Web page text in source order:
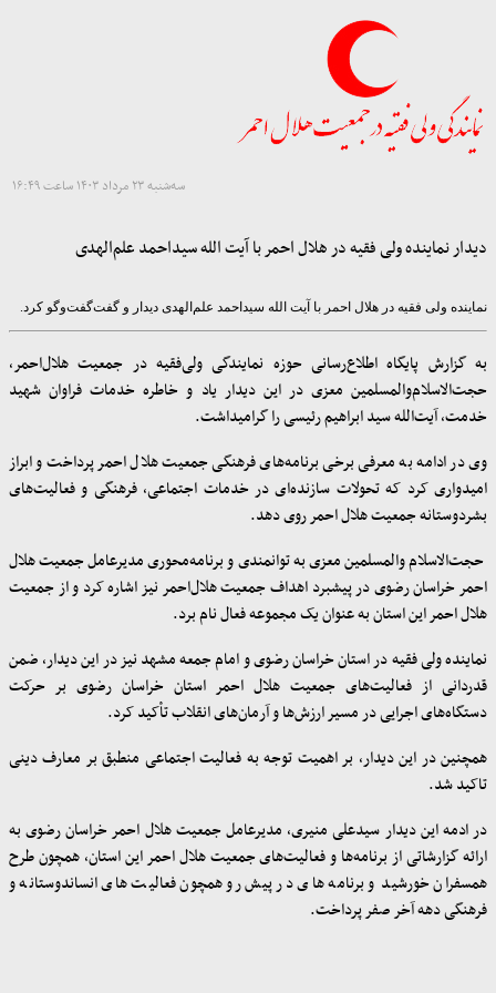
سه‌شنبه ۲۳ مرداد ۱۴۰۳ ساعت ۱۶:۴۹
دیدار نماینده ولی فقیه در هلال احمر با آیت الله سیداحمد علم‌الهدی
نماینده ولی فقیه در هلال احمر با آیت الله سیداحمد علم‌الهدی دیدار و گفت‌گفت‌وگو کرد.
به گزارش پایگاه اطلاع‌رسانی حوزه نمایندگی ولی‌فقیه در جمعیت هلال‌احمر،
حجت‌الاسلام‌والمسلمین معزی در این دیدار یاد و ‌خاطره خدمات فراوان شهید
خدمت، آیت‌الله سید ابراهیم رئیسی را گرامیداشت.
وی در ادامه به معرفی برخی برنامه‌های فرهنگی جمعیت هلال احمر پرداخت و ابراز
امیدواری کرد که تحولات سازنده‌ای در خدمات اجتماعی، فرهنگی و فعالیت‌های
بشردوستانه جمعیت هلال احمر روی دهد.
حجت‌الاسلام والمسلمین معزی به توانمندی و برنامه‌محوری مدیرعامل جمعیت هلال
احمر خراسان رضوی در پیشبرد اهداف جمعیت هلال‌احمر نیز اشاره کرد و از جمعیت
هلال احمر این استان به عنوان یک مجموعه فعال نام‌ برد.
نماینده ولی فقیه در استان خراسان رضوی و امام جمعه مشهد نیز در این دیدار، ضمن
قدردانی از فعالیت‌های جمعیت هلال احمر استان خراسان رضوی بر حرکت
دستگاه‌های اجرایی در مسیر ارزش‌‌ها و آرمان‌های انقلاب تأکید کرد.
همچنین در این دیدار، بر اهمیت توجه به فعالیت اجتماعی منطبق بر معارف دینی
تاکید شد.
در ادمه این دیدار سیدعلی منیری، مدیرعامل جمعیت هلال احمر خراسان رضوی به
ارائه گزارشاتی از برنامه‌ها و فعالیت‌های جمعیت هلال احمر این استان، همچون طرح
همسفران خورشید و برنامه های در پیش رو همچون فعالیت های انساندوستانه و
فرهنگی دهه آخر صفر پرداخت.